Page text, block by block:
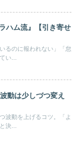
ハム流』【引き寄せ
るのに報われない」「怠
い...
動は少しづつ変え
波動を上げるコツ。「よ
決...